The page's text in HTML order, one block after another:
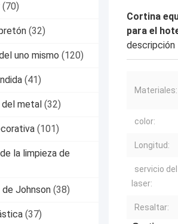
(70)
(32)
uno mismo (120)
(41)
metal (32)
(101)
la limpieza de
de Johnson (38)
(37)
Cortina
para el
descripción
Materiales:
color:
Longitud:
servicio
laser:
Resaltar: